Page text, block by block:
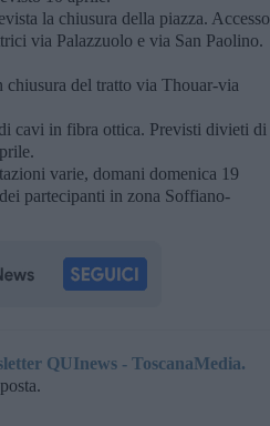
la chiusura della piazza. Accesso
via Palazzuolo e via San Paolino.
chiusura del tratto via Thouar-via
cavi in fibra ottica. Previsti divieti di
varie, domani domenica 19
partecipanti in zona Soffiano-
QUInews - ToscanaMedia.